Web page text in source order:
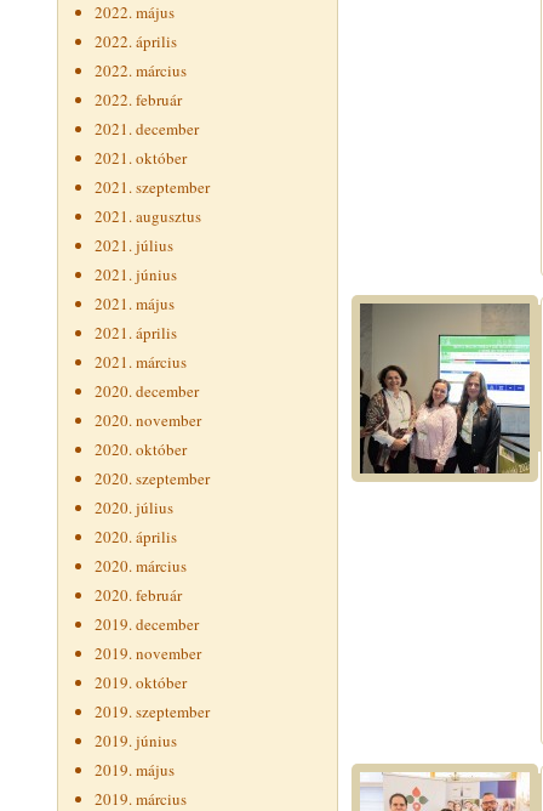
2022. május
2022. április
2022. március
2022. február
2021. december
2021. október
2021. szeptember
2021. augusztus
2021. július
2021. június
2021. május
2021. április
2021. március
2020. december
2020. november
2020. október
2020. szeptember
2020. július
2020. április
2020. március
2020. február
2019. december
2019. november
2019. október
2019. szeptember
2019. június
2019. május
2019. március